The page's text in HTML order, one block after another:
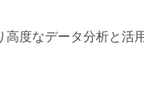
高度なデータ分析と活